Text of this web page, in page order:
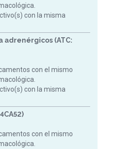
con la misma
(ATC:
con el mismo
con la misma
con el mismo